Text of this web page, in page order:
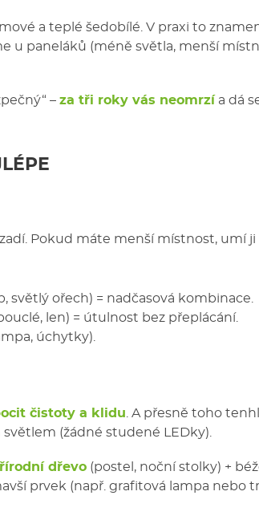
a teplé šedobílé. V praxi to
u paneláků (méně světla, menší
–za tři roky vás neomrzí a dá
Pokud máte menší místnost, umí ji
světlý ořech) = nadčasová kombinace.
len) = útulnost bez přeplácání.
úchytky).
čistoty a klidu . A přesně toho
(žádné studené LEDky).
dřevo (postel, noční stolky) +
prvek (např. grafitová lampa nebo